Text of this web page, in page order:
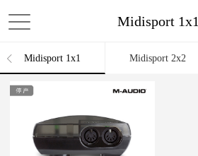
Midisport 1x1
Midisport 1x1 Midisport 2x2
Anniversary Edit